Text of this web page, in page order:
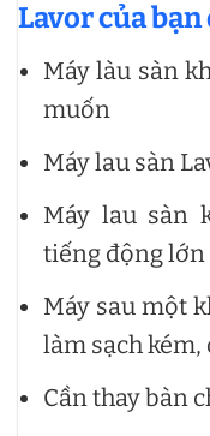
Lavor của
Máy làu sàn
muốn
Máy lau sàn
Máy lau sàn
tiếng động
Máy sau một
làm sạch kém,
Cần thay bàn